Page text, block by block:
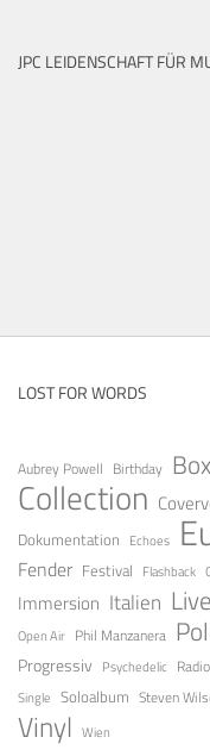
JPC LEIDENSCHAFT FÜR
LOST FOR WORDS
Aubrey Powell Birthday
Collection
Dokumentation Echoes
Fender Festival Flashback
Immersion Italien
Open Air Phil Manzanera
Progressiv Psychedelic Radio
Single Soloalbum Steven
Vinyl Wien